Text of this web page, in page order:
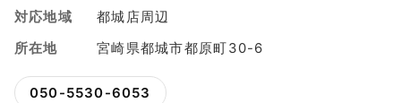
対応地域
都城店周辺
所在地
宮崎県都城市都原町30-6
050-5530-6053